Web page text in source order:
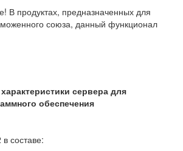
В продуктах, предназначенных для
союза, данный функционал
сервера для
обеспечения
составе: